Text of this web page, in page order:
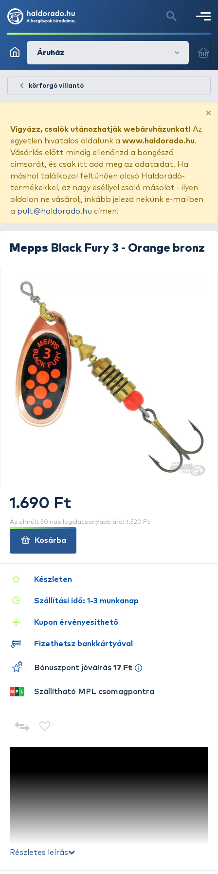
Áruház
körforgó villantó
×
Vigyázz, csalók utánozhatják webáruházunkat! Az
egyetlen hivatalos oldalunk a www.haldorado.hu.
Vásárlás előtt mindig ellenőrizd a böngésző
címsorát, és csak itt add meg az adataidat. Ha
máshol találkozol feltűnően olcsó Haldorádó-
termékekkel, az nagy eséllyel csaló másolat - ilyen
oldalon ne vásárolj, inkább jelezd nekünk e-mailben
a pult@haldorado.hu címen!
Mepps Black Fury 3 - Orange bronz
Részletes leírás
Készleten
Szállítási idő: 1-3 munkanap
Kupon érvényesíthető
Fizethetsz bankkártyával
Bónuszpont jóváírás 17 Ft
Szállítható MPL csomagpontra
1.690 Ft
Az elmúlt 30 nap legalacsonyabb ára: 1.520 Ft
Kosárba